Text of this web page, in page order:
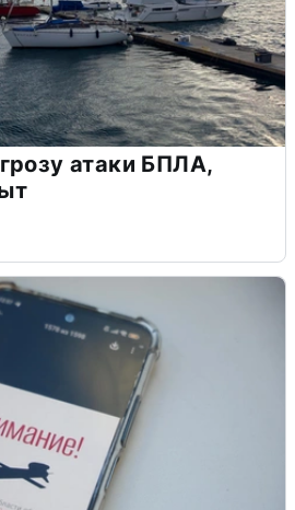
атаки БПЛА,